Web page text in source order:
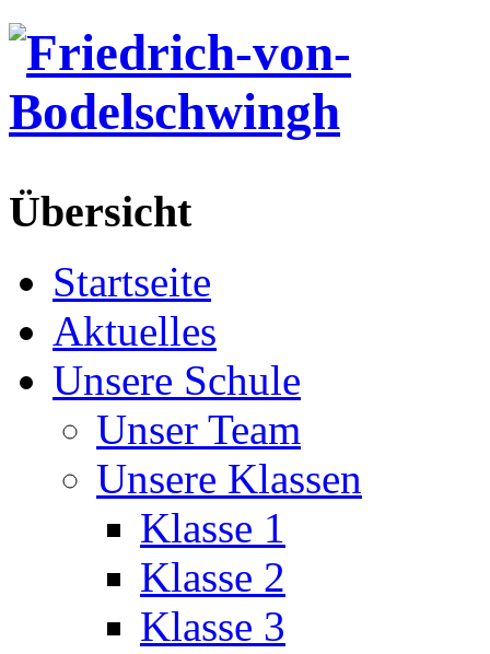
Übersicht
Startseite
Aktuelles
Unsere Schule
Unser Team
Unsere Klassen
Klasse 1
Klasse 2
Klasse 3